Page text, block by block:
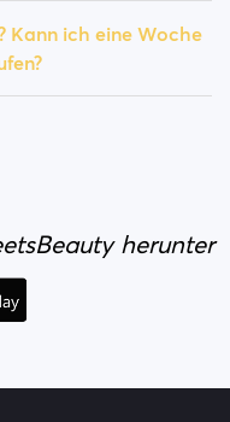
Kann ich eine Woche
herunter